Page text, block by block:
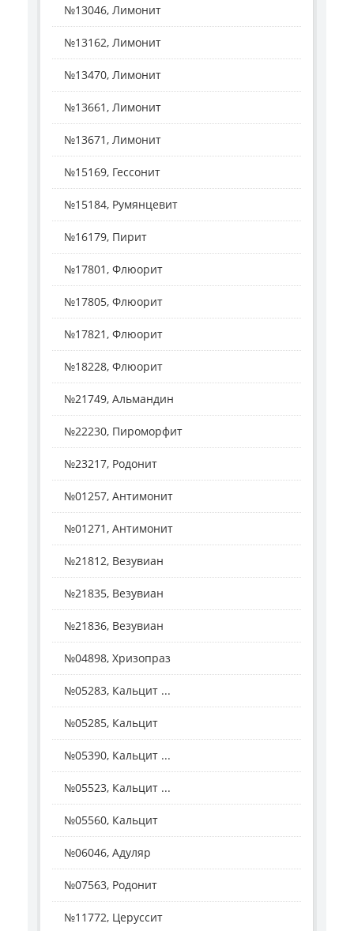
№13046, Лимонит
№13162, Лимонит
№13470, Лимонит
№13661, Лимонит
№13671, Лимонит
№15169, Гессонит
№15184, Румянцевит
№16179, Пирит
№17801, Флюорит
№17805, Флюорит
№17821, Флюорит
№18228, Флюорит
№21749, Альмандин
№22230, Пироморфит
№23217, Родонит
№01257, Антимонит
№01271, Антимонит
№21812, Везувиан
№21835, Везувиан
№21836, Везувиан
№04898, Хризопраз
№05283, Кальцит ...
№05285, Кальцит
№05390, Кальцит ...
№05523, Кальцит ...
№05560, Кальцит
№06046, Адуляр
№07563, Родонит
№11772, Церуссит